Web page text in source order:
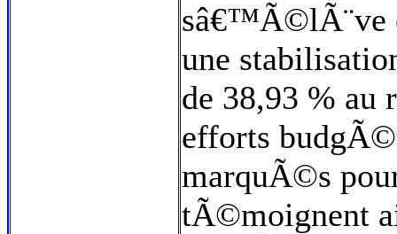
sâ€™Ã©lÃ¨ve
une
de 38,93 % au
efforts
marquÃ©s
tÃ©moignent